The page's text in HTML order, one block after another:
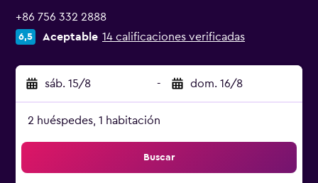
+86 756 332 2888
6,5 Aceptable 14 calificaciones verificadas
sáb. 15/8 - dom. 16/8
2 huéspedes, 1 habitación
Buscar